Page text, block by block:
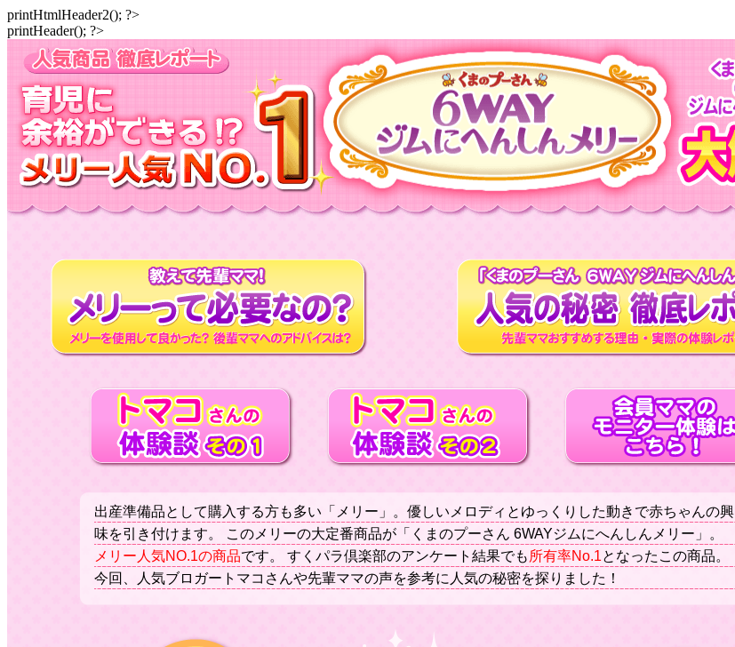
printHtmlHeader2(); ?>
printHeader(); ?>
出産準備品として購入する方も多い「メリー」。優しいメロディとゆっくりした動きで赤ちゃんの興
味を引き付けます。 このメリーの大定番商品が「くまのプーさん 6WAYジムにへんしんメリー」。
メリー人気NO.1の商品です。 すくパラ倶楽部のアンケート結果でも 所有率No.1となったこの商品。
今回、人気ブロガートマコさんや先輩ママの声を参考に人気の秘密を探りました！